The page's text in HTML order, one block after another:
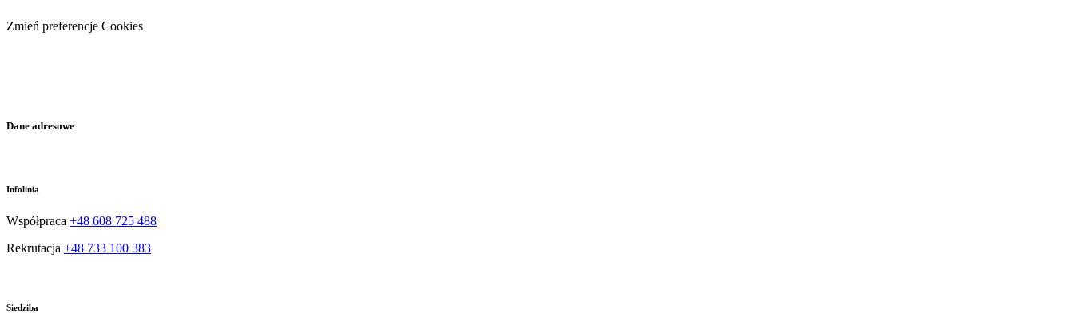
Zmień preferencje Cookies
Dane adresowe
Infolinia
Współpraca +48 608 725 488
Rekrutacja +48 733 100 383
Siedziba